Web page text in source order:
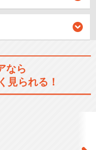
の奇妙な冒険
なら
見られる！